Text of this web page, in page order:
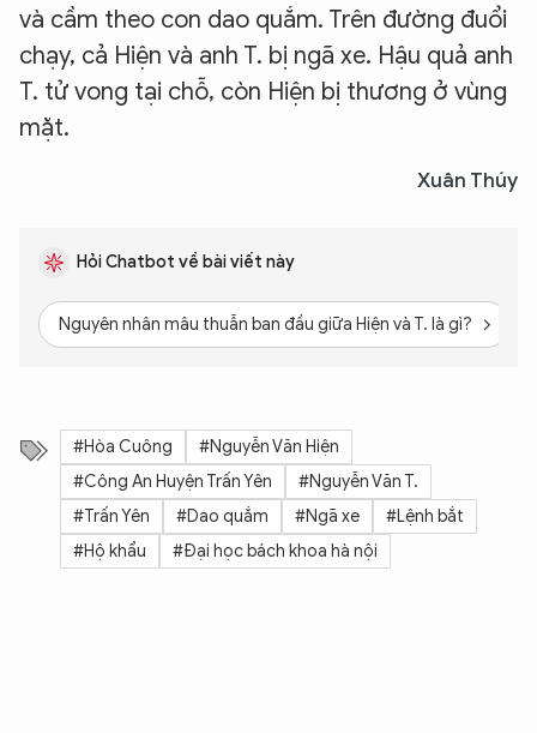
và cầm theo con dao quắm. Trên đường đuổi
chạy, cả Hiện và anh T. bị ngã xe. Hậu quả anh
T. tử vong tại chỗ, còn Hiện bị thương ở vùng
mặt.
Xuân Thúy
Hỏi Chatbot về bài viết này
Nguyên nhân mâu thuẫn ban đầu giữa Hiện và T. là gì?
#Hòa Cuông
#Nguyễn Văn Hiện
#Công An Huyện Trấn Yên
#Nguyễn Văn T.
#Trấn Yên
#Dao quắm #Ngã xe
#Lệnh bắt
#Hộ khẩu
#Đại học bách khoa hà nội